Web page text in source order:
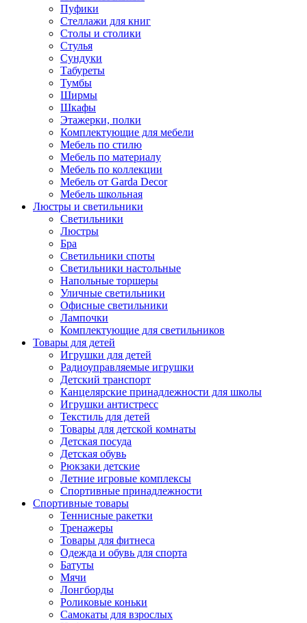
Пуфики
Стеллажи для книг
Столы и столики
Стулья
Сундуки
Табуреты
Тумбы
Ширмы
Шкафы
Этажерки, полки
Комплектующие для мебели
Мебель по стилю
Мебель по материалу
Мебель по коллекции
Мебель от Garda Decor
Мебель школьная
Люстры и светильники
Светильники
Люстры
Бра
Светильники споты
Светильники настольные
Напольные торшеры
Уличные светильники
Офисные светильники
Лампочки
Комплектующие для светильников
Товары для детей
Игрушки для детей
Радиоуправляемые игрушки
Детский транспорт
Канцелярские принадлежности для школы
Игрушки антистресс
Текстиль для детей
Товары для детской комнаты
Детская посуда
Детская обувь
Рюкзаки детские
Летние игровые комплексы
Спортивные принадлежности
Спортивные товары
Теннисные ракетки
Тренажеры
Товары для фитнеса
Одежда и обувь для спорта
Батуты
Мячи
Лонгборды
Роликовые коньки
Самокаты для взрослых